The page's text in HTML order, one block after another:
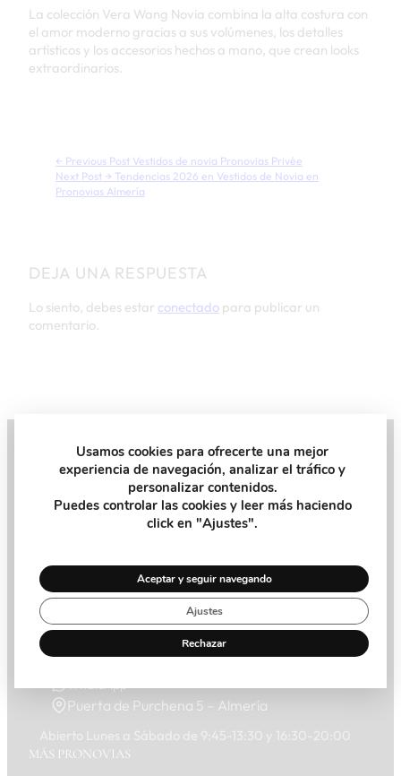
La colección Vera Wang Novia combina la alta costura con
el amor moderno gracias a sus volúmenes, los detalles
artísticos y los accesorios hechos a mano, que crean looks
extraordinarios.
← Previous Post Vestidos de novia Pronovias Privée
Next Post → Tendencias 2026 en Vestidos de Novia en
Pronovias Almería
DEJA UNA RESPUESTA
Lo siento, debes estar conectado para publicar un
comentario.
Pide tu Cita
Recibe la ayuda y el consejo que necesitas de nuestra
Puerta de Purchena 5 – Almería
MÁS PRONOVIAS
Usamos cookies para ofrecerte una mejor
experiencia de navegación, analizar el tráfico y
personalizar contenidos.
Puedes controlar las cookies y leer más haciendo
click en "Ajustes".
Aceptar y seguir navegando
Rechazar
Ajustes